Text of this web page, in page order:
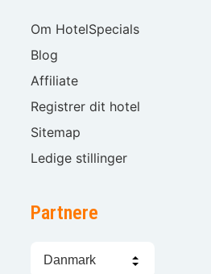
Om HotelSpecials
Blog
Affiliate
Registrer dit hotel
Sitemap
Ledige stillinger
Partnere